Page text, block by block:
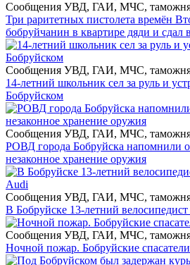
Сообщения УВД, ГАИ, МЧС,
Три раритетных пистолета времён
бобруйчанин в квартире дяди и
Сообщения УВД, ГАИ, МЧС,
14-летний школьник сел за руль и
Бобруйском
Сообщения УВД, ГАИ, МЧС,
РОВД города Бобруйска напомнили
незаконное хранение оружия
Сообщения УВД, ГАИ, МЧС,
В Бобруйске 13-летний
Сообщения УВД, ГАИ, МЧС,
Ночной пожар. Бобруйские